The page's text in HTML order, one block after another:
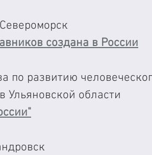
создана в России
по развитию
Ульяновской области